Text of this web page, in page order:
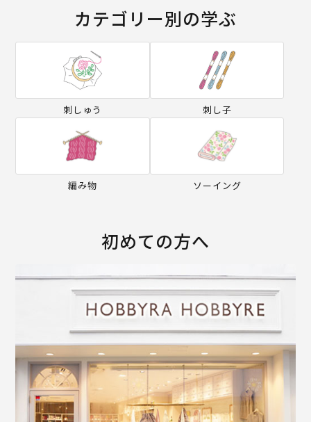
カテゴリー別の学ぶ
刺しゅう 刺し子
編み物 ソーイング
初めての方へ